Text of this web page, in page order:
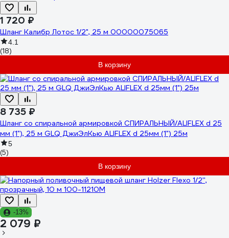
1 720 ₽
Шланг Калибр Лотос 1/2", 25 м 00000075065
4.1
(18)
В корзину
8 735 ₽
Шланг со спиральной армировкой СПИРАЛЬНЫЙ/ALIFLEX d 25
мм (1"), 25 м GLQ ДжиЭлКью ALIFLEX d 25мм (1") 25м
5
(5)
В корзину
-13%
2 079 ₽